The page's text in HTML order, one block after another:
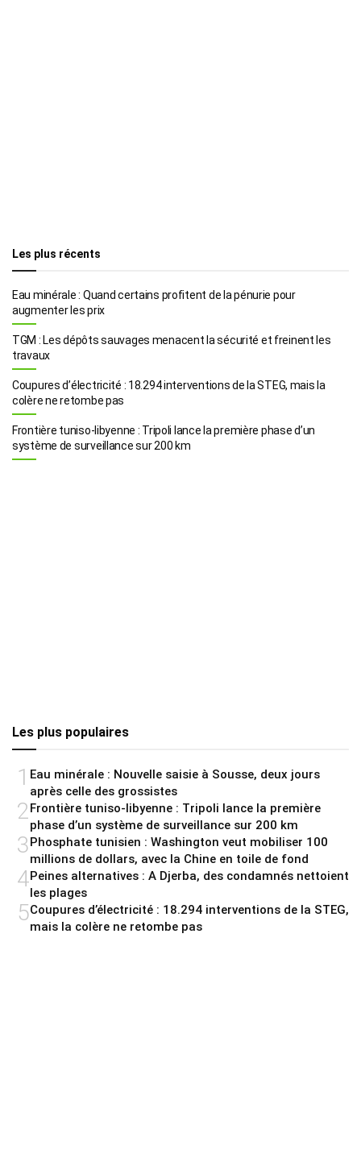
Les plus récents
Eau minérale : Quand certains profitent de la pénurie pour
augmenter les prix
TGM : Les dépôts sauvages menacent la sécurité et freinent les
travaux
Coupures d’électricité : 18.294 interventions de la STEG, mais la
colère ne retombe pas
Frontière tuniso-libyenne : Tripoli lance la première phase d’un
système de surveillance sur 200 km
Les plus populaires
1 Eau minérale : Nouvelle saisie à Sousse, deux jours
après celle des grossistes
2 Frontière tuniso-libyenne : Tripoli lance la première
phase d’un système de surveillance sur 200 km
3 Phosphate tunisien : Washington veut mobiliser 100
millions de dollars, avec la Chine en toile de fond
4Peines alternatives : A Djerba, des condamnés nettoient
les plages
5Coupures d’électricité : 18.294 interventions de la STEG,
mais la colère ne retombe pas